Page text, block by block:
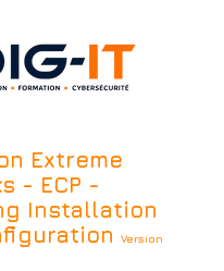
Extreme
- ECP -
Installation
Version